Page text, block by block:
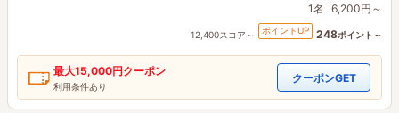
1名 6,200円～
12,400スコア～ ポイントUP 248ポイント～
最大15,000円クーポン
利用条件あり
クーポンGET